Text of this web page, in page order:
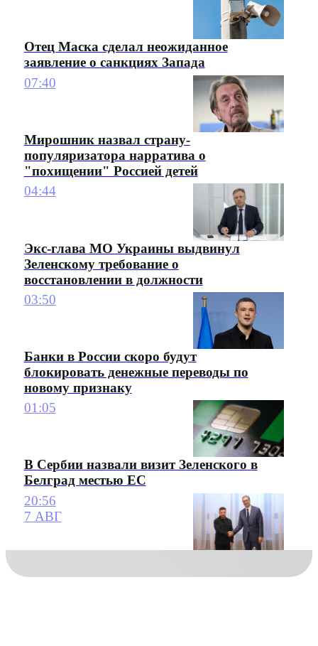
Отец Маска сделал неожиданное
заявление о санкциях Запада
07:40
Мирошник назвал страну-
популяризатора нарратива о
"похищении" Россией детей
04:44
Экс-глава МО Украины выдвинул
Зеленскому требование о
восстановлении в должности
03:50
Банки в России скоро будут
блокировать денежные переводы по
новому признаку
01:05
В Сербии назвали визит Зеленского в
Белград местью ЕС
20:56
7 АВГ